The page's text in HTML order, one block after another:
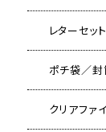
レターセット
ポチ袋／封
クリアファ